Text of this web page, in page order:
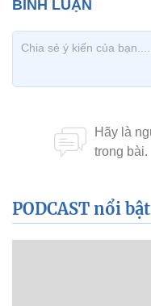
PODCAST nổi bật